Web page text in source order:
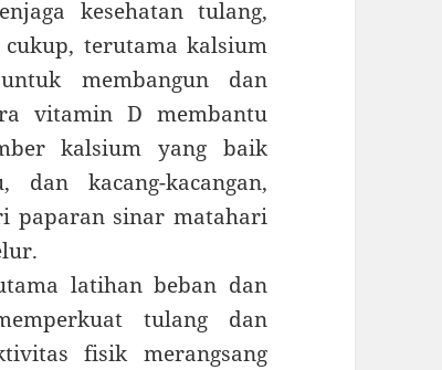
kesehatan tulang,
terutama kalsium
membangun dan
vitamin D membantu
kalsium yang baik
kacang-kacangan,
paparan sinar matahari
latihan beban dan
tulang dan
fisik merangsang